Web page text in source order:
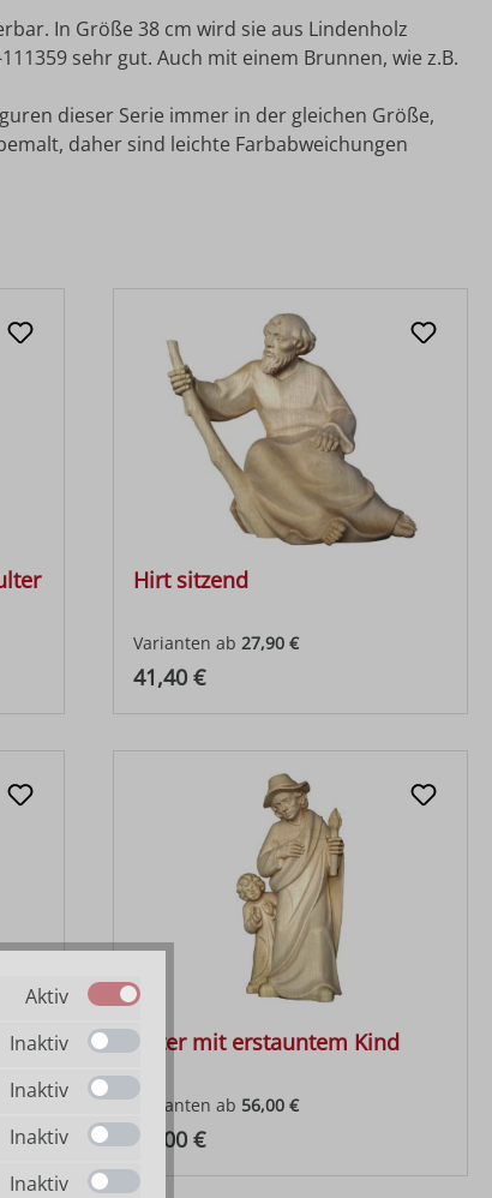
In Größe 38 cm wird sie aus Lindenholz
sehr gut. Auch mit einem Brunnen, wie z.B.
dieser Serie immer in der gleichen Größe,
daher sind leichte Farbabweichungen
Hirt sitzend
Varianten ab 27,90 €
Regulärer Preis:
41,40 €
Vater mit erstauntem Kind
Varianten ab 56,00 €
Regulärer Preis:
83,00 €
Aktiv
Inaktiv
Inaktiv
Inaktiv
Inaktiv